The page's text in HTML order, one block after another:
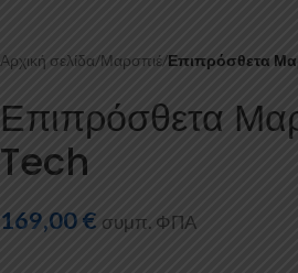
Αρχική σελίδα/Μαρσπιέ/Επιπρόσθετα
Επιπρόσθετα
Tech
169,00€ συμπ. ΦΠΑ